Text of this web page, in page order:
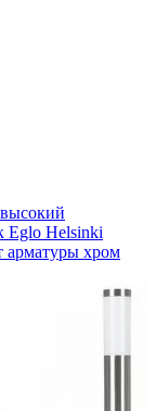
Eglo Helsinki
арматуры хром